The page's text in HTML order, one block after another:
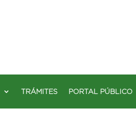
TRÁMITES PORTAL PÚBLICO